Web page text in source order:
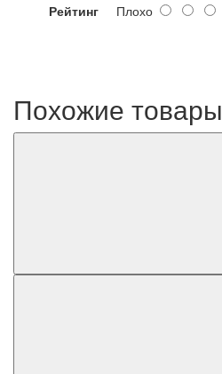
Рейтинг Плохо
Похожие товары